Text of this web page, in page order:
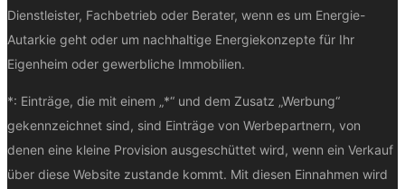
Dienstleister, Fachbetrieb oder Berater, wenn es um Energie-
Autarkie geht oder um nachhaltige Energiekonzepte für Ihr
Eigenheim oder gewerbliche Immobilien.
*: Einträge, die mit einem „*“ und dem Zusatz „Werbung“
gekennzeichnet sind, sind Einträge von Werbepartnern, von
denen eine kleine Provision ausgeschüttet wird, wenn ein Verkauf
über diese Website zustande kommt. Mit diesen Einnahmen wird